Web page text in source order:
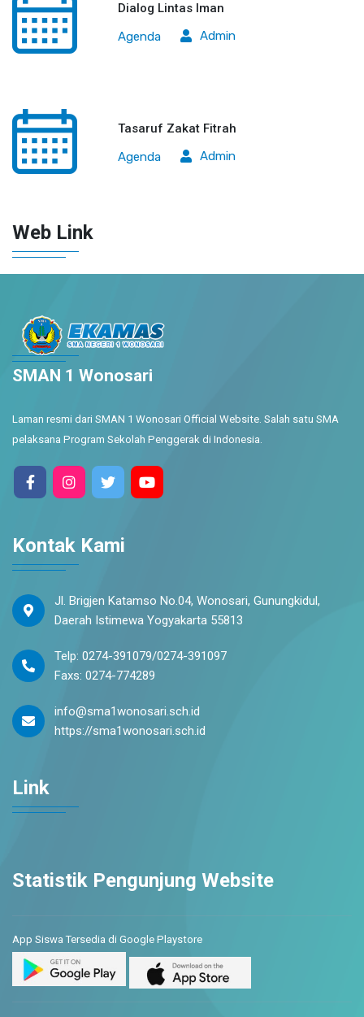
Dialog Lintas Iman
Agenda
Admin
Tasaruf Zakat Fitrah
Agenda
Admin
Web Link
SMAN 1 Wonosari
Laman resmi dari SMAN 1 Wonosari Official Website. Salah satu SMA
pelaksana Program Sekolah Penggerak di Indonesia.
Kontak Kami
Jl. Brigjen Katamso No.04, Wonosari, Gunungkidul,
Daerah Istimewa Yogyakarta 55813
Telp: 0274-391079/0274-391097
Faxs: 0274-774289
info@sma1wonosari.sch.id
https://sma1wonosari.sch.id
Link
Statistik Pengunjung Website
App Siswa Tersedia di Google Playstore